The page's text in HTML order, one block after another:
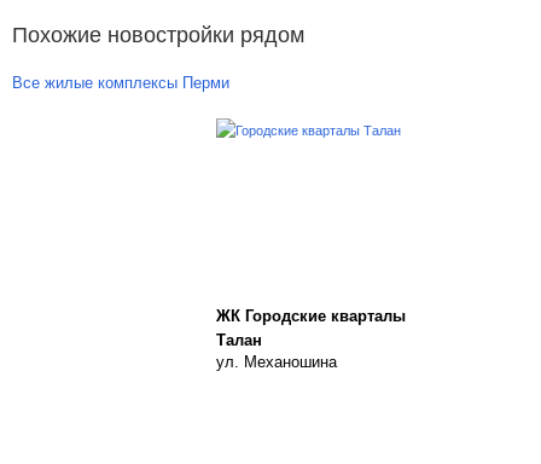
Похожие новостройки рядом
Все жилые комплексы Перми
ЖК Городские кварталы
Талан
ул. Механошина